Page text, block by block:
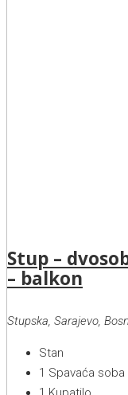
Stup –
– balkon
Stupska, Sarajevo,
Stan
1 Spavaća soba